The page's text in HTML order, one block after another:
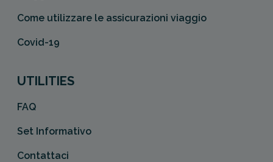
Come utilizzare le assicurazioni viaggio
Covid-19
UTILITIES
FAQ
Set Informativo
Contattaci